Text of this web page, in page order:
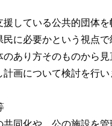
援している公共的団体を
に必要かという視点で
のあり方そのものから
画について検討を行い
共同化や、公の施設を